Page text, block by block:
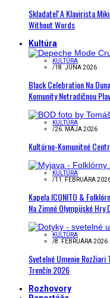
Skladateľ A Klavirista
Without Words
Kultúra
KULTÚRA
/18. JÚNA 2026
Black Celebration Na
Komunity Netradičnou
KULTÚRA
/26. MÁJA 2026
Kultúrno-Komunitné
KULTÚRA
/11. FEBRUÁRA
Kapela ICONITO &
Na Zimné Olympijské Hry
KULTÚRA
/8. FEBRUÁRA 2026
Svetelné Umenie
Trenčín 2026
Rozhovory